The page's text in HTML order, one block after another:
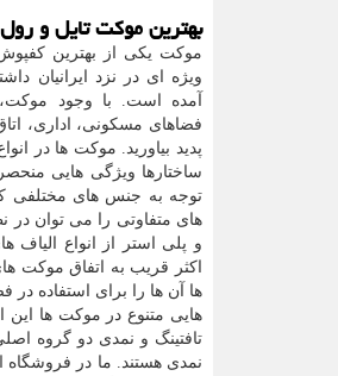
بهترین موکت تایل و رول
موکت یکی از بهترین
ویژه ای در نزد ایرانیان
آمده است. با وجود
فضاهای مسکونی، اداری،
پدید بیاورید. موکت ها در
ساختارها ویژگی هایی
توجه به جنس های مختلفی
های متفاوتی را می توان در
و پلی استر از انواع الیاف
اکثر قریب به اتفاق موکت
ها آن ها را برای استفاده
هایی متنوع در موکت ها
تافتینگ و نمدی دو گروه
نمدی هستند. ما در فروشگاه